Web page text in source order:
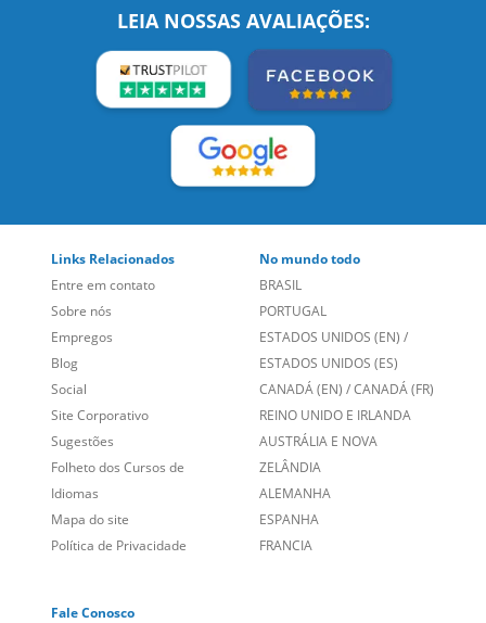
Sobre nós
Empregos
Blog
Social
Site Corporativo
Sugestões
Folheto dos Cursos de
Idiomas
Mapa do site
Política de Privacidade
PORTUGAL
ESTADOS UNIDOS (EN)
ESTADOS UNIDOS (ES)
CANADÁ (EN)/CANADÁ (FR)
REINO UNIDO E IRLANDA
AUSTRÁLIA E NOVA
ZELÂNDIA
ALEMANHA
ESPANHA
FRANCIA